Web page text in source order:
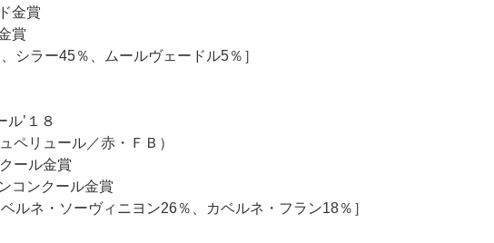
金賞
賞
シラー45％、ムールヴェードル5％］
’１８
ペリュール／赤・ＦＢ）
ール金賞
コンクール金賞
ルネ・ソーヴィニヨン26％、カベルネ・フラン18％］